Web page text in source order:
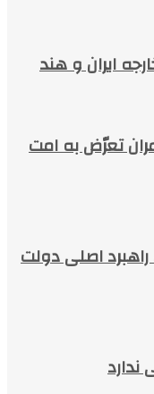
ایران و هند
تعرّض به امت
اصلی دولت